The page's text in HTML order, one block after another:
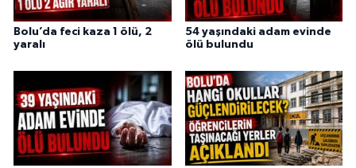
Bolu’da feci kaza 1 ölü, 2
yaralı
54 yaşındaki adam evinde
ölü bulundu